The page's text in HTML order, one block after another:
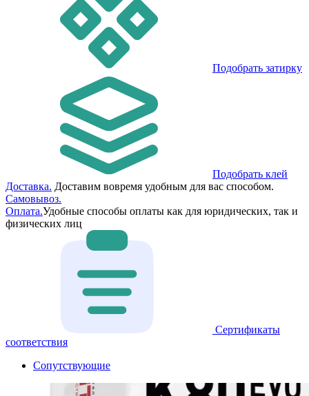
Подобрать затирку
Подобрать клей
Доставка. Доставим вовремя удобным для вас способом.
Самовывоз.
Оплата.Удобные способы оплаты как для юридических, так и
физических лиц
Сертификаты
соответствия
Сопутствующие